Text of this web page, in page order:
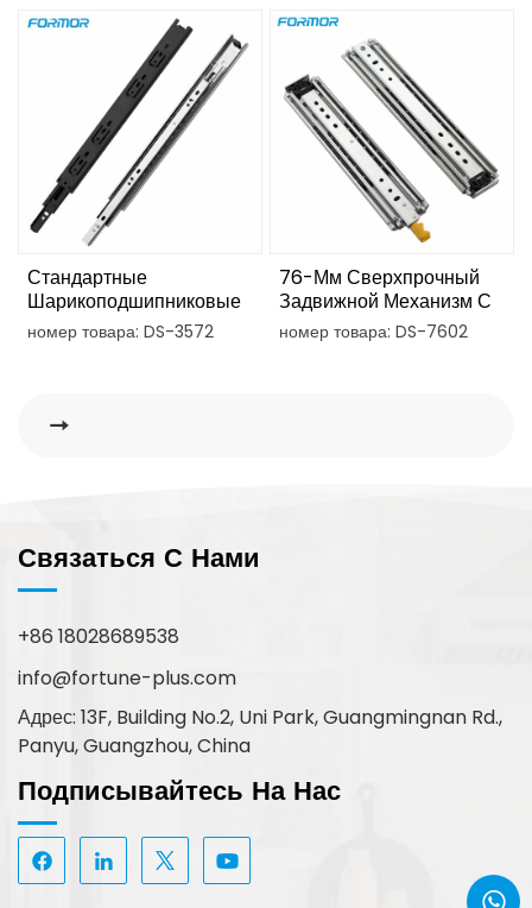
Стандартные
Шарикоподшипниковые
Направляющие Для
Выдвижных Ящиков
номер товара: DS-3572
76-Мм Сверхпрочный
Задвижной Механизм С
Блестящим Радужным
Покрытием И Замком
номер товара: DS-7602
Связаться С Нами
+86 18028689538
info@fortune-plus.com
Адрес: 13F, Building No.2, Uni Park, Guangmingnan Rd.,
Panyu, Guangzhou, China
Подписывайтесь На Нас